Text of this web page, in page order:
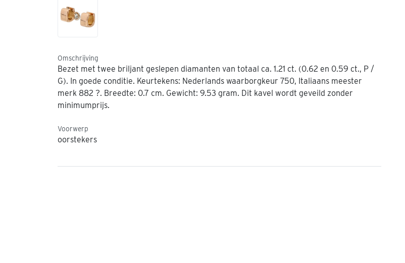
Omschrijving
Bezet met twee briljant geslepen diamanten van totaal ca. 1.21 ct. (0.62 en 0.59 ct., P /
G). In goede conditie. Keurtekens: Nederlands waarborgkeur 750, Italiaans meester
merk 882 ?. Breedte: 0.7 cm. Gewicht: 9.53 gram. Dit kavel wordt geveild zonder
minimumprijs.
Voorwerp
oorstekers